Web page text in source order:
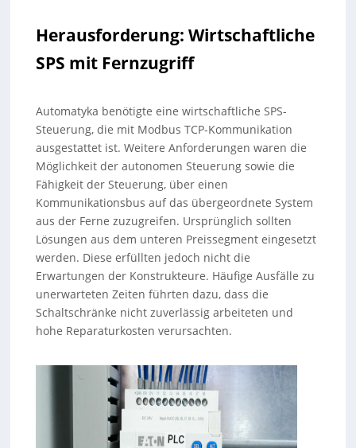
Herausforderung: Wirtschaftliche
SPS mit Fernzugriff
Automatyka benötigte eine wirtschaftliche SPS-
Steuerung, die mit Modbus TCP-Kommunikation
ausgestattet ist. Weitere Anforderungen waren die
Möglichkeit der autonomen Steuerung sowie die
Fähigkeit der Steuerung, über einen
Kommunikationsbus auf das übergeordnete System
aus der Ferne zuzugreifen. Ursprünglich sollten
Lösungen aus dem unteren Preissegment eingesetzt
werden. Diese erfüllten jedoch nicht die
Erwartungen der Konstrukteure. Häufige Ausfälle zu
unerwarteten Zeiten führten dazu, dass die
Schaltschränke nicht zuverlässig arbeiteten und
hohe Reparaturkosten verursachten.